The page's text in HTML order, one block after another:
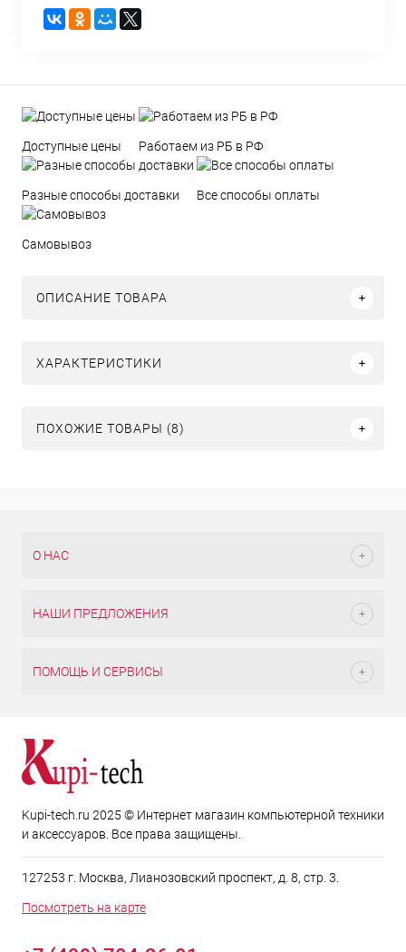
Доступные цены Работаем из РБ в РФ
Разные способы доставки Все способы оплаты
Самовывоз
ОПИСАНИЕ ТОВАРА
ХАРАКТЕРИСТИКИ
ПОХОЖИЕ ТОВАРЫ (8)
О НАС
НАШИ ПРЕДЛОЖЕНИЯ
ПОМОЩЬ И СЕРВИСЫ
Kupi-tech.ru 2025 © Интернет магазин компьютерной техники
и аксессуаров. Все права защищены.
127253 г. Москва, Лианозовский проспект, д. 8, стр. 3.
Посмотреть на карте